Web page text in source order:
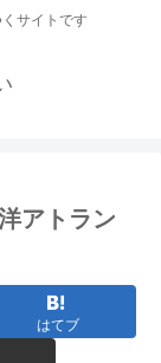
サイトです
アトラン
はてブ